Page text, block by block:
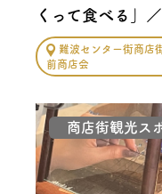
くって食べる」
難波センター街商店
前商店会
商店街観光ス